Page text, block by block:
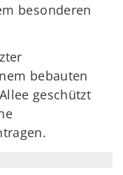
besonderen
bebauten
geschützt